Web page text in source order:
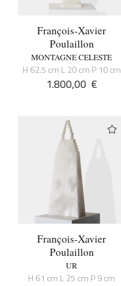
François-Xavier
Poulaillon
MONTAGNE CELESTE
H 62.5 cm L 20 cm P 10 cm
1.800,00 €
François-Xavier
Poulaillon
UR
H 61 cm L 25 cm P 9 cm